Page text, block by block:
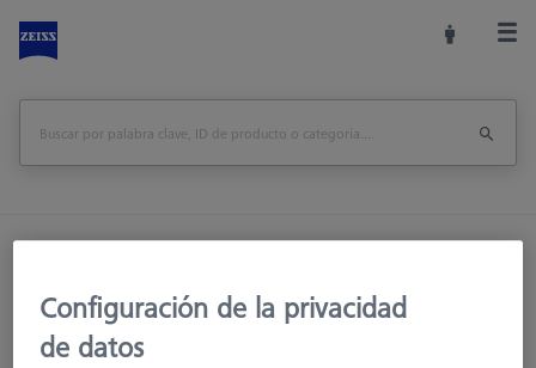
Racks de Sensores
Bastidor Multisensor (MSR) triple para O-INSPECT 543 y 863
Configuración de la privacidad
de datos